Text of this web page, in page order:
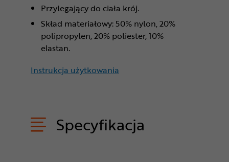
Przylegający do ciała krój.
Skład materiałowy: 50% nylon, 20%
polipropylen, 20% poliester, 10%
elastan.
Instrukcja użytkowania
Specyfikacja